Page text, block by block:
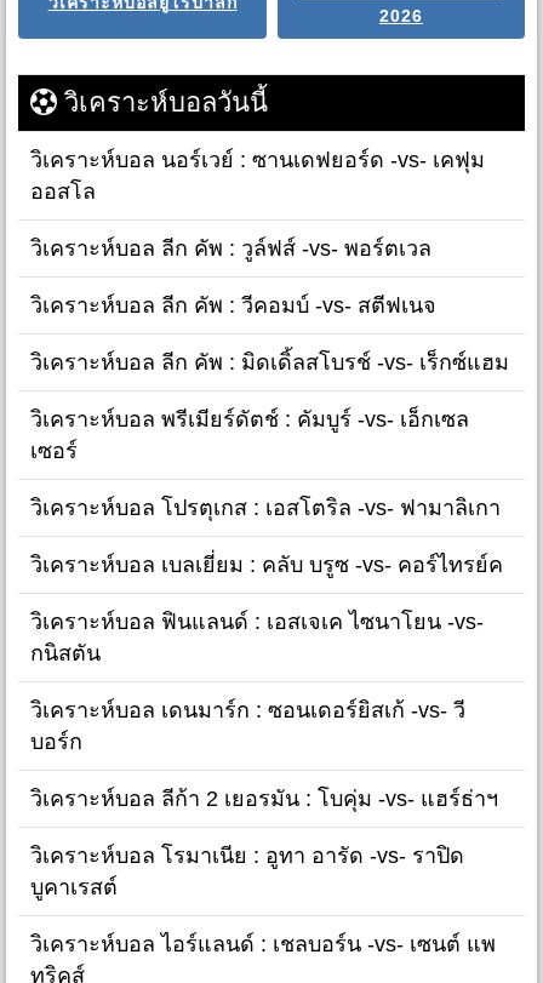
2026
วิเคราะห์บอลวันนี้
วิเคราะห์บอล นอร์เวย์ : ซานเดฟยอร์ด -vs- เคฟุม
ออสโล
วิเคราะห์บอล ลีก คัพ : วูล์ฟส์ -vs- พอร์ตเวล
วิเคราะห์บอล ลีก คัพ : วีคอมบ์ -vs- สตีฟเนจ
วิเคราะห์บอล ลีก คัพ : มิดเดิ้ลสโบรช์ -vs- เร็กซ์แฮม
วิเคราะห์บอล พรีเมียร์ดัตช์ : คัมบูร์ -vs- เอ็กเซล
เซอร์
วิเคราะห์บอล โปรตุเกส : เอสโตริล -vs- ฟามาลิเกา
วิเคราะห์บอล เบลเยี่ยม : คลับ บรูซ -vs- คอร์ไทรย์ค
วิเคราะห์บอล ฟินแลนด์ : เอสเจเค ไซนาโยน -vs-
กนิสตัน
วิเคราะห์บอล เดนมาร์ก : ซอนเดอร์ยิสเก้ -vs- วี
บอร์ก
วิเคราะห์บอล ลีก้า 2 เยอรมัน : โบคุ่ม -vs- แฮร์ธ่าฯ
วิเคราะห์บอล โรมาเนีย : อูทา อารัด -vs- ราปิด
บูคาเรสต์
วิเคราะห์บอล ไอร์แลนด์ : เชลบอร์น -vs- เซนต์ แพ
ทริคส์